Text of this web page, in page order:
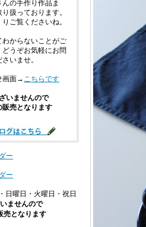
の手作り作品ま
扱っております。
ご覧くださいね。
わからないことがご
どうぞお気軽にお問
いませ。
画面→ こちらです
いませんので
販売となります
日曜日・火曜日・祝日
ませんので
売となります